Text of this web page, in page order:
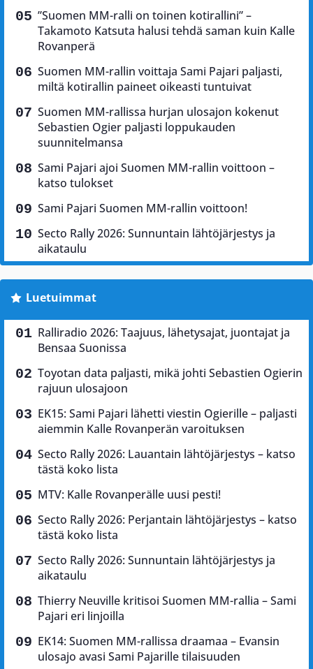
”Suomen MM-ralli on toinen kotirallini” –
Takamoto Katsuta halusi tehdä saman kuin Kalle
Rovanperä
Suomen MM-rallin voittaja Sami Pajari paljasti,
miltä kotirallin paineet oikeasti tuntuivat
Suomen MM-rallissa hurjan ulosajon kokenut
Sebastien Ogier paljasti loppukauden
suunnitelmansa
Sami Pajari ajoi Suomen MM-rallin voittoon –
katso tulokset
Sami Pajari Suomen MM-rallin voittoon!
Secto Rally 2026: Sunnuntain lähtöjärjestys ja
aikataulu
Luetuimmat
Ralliradio 2026: Taajuus, lähetysajat, juontajat ja
Bensaa Suonissa
Toyotan data paljasti, mikä johti Sebastien Ogierin
rajuun ulosajoon
EK15: Sami Pajari lähetti viestin Ogierille – paljasti
aiemmin Kalle Rovanperän varoituksen
Secto Rally 2026: Lauantain lähtöjärjestys – katso
tästä koko lista
MTV: Kalle Rovanperälle uusi pesti!
Secto Rally 2026: Perjantain lähtöjärjestys – katso
tästä koko lista
Secto Rally 2026: Sunnuntain lähtöjärjestys ja
aikataulu
Thierry Neuville kritisoi Suomen MM-rallia – Sami
Pajari eri linjoilla
EK14: Suomen MM-rallissa draamaa – Evansin
ulosajo avasi Sami Pajarille tilaisuuden